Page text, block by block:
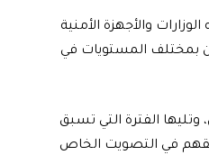
والأجهزة الأمنية
بمختلف المستويات في
الفترة التي تسبق
حقهم في التصويت الخاص